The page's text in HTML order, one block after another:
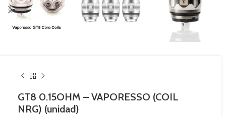
GT8 0.15OHM – VAPORESSO (COIL
NRG) (unidad)